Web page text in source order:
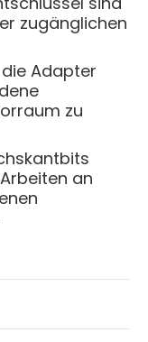
zugänglichen
die Adapter
zu
an